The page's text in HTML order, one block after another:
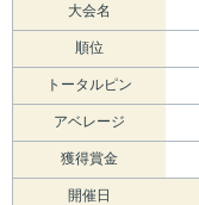
大会名
順位
トータルピン
アベレージ
獲得賞金
開催日